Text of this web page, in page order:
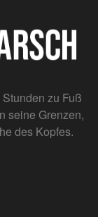
zu Fuß
seine Grenzen,
des Kopfes.